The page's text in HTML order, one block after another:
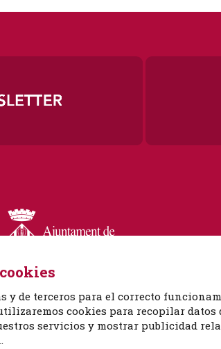
Barcelona
y de terceros para el correcto
cookies para recopilar datos
servicios y mostrar publicidad